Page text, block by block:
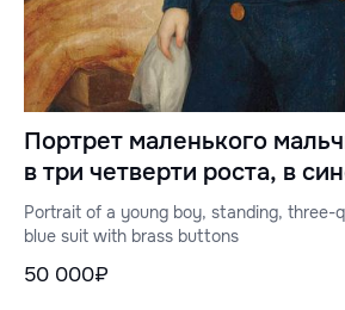
Портрет маленького
в три четверти роста, в
медными пуговицами
Portrait of a young boy, standing, three-
blue suit with brass buttons
50 000₽